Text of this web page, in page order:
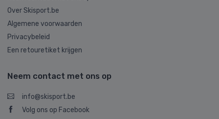
Over Skisport.be
Algemene voorwaarden
Privacybeleid
Een retouretiket krijgen
Neem contact met ons op
info@skisport.be
Volg ons op Facebook